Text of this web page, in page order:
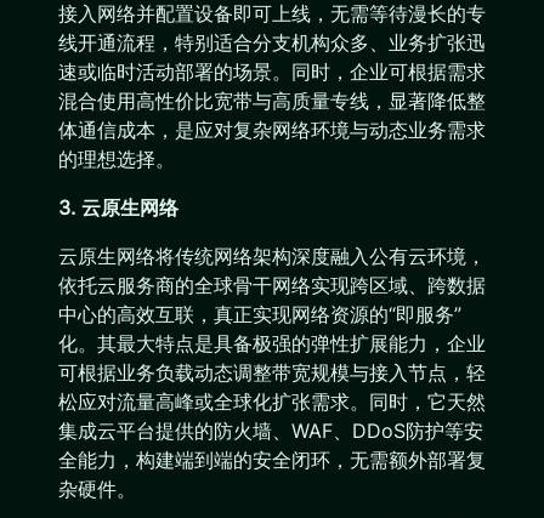
接入网络并配置设备即可上线，无需等待漫长的专
线开通流程，特别适合分支机构众多、业务扩张迅
速或临时活动部署的场景。同时，企业可根据需求
混合使用高性价比宽带与高质量专线，显著降低整
体通信成本，是应对复杂网络环境与动态业务需求
的理想选择。
3. 云原生网络
云原生网络将传统网络架构深度融入公有云环境，
依托云服务商的全球骨干网络实现跨区域、跨数据
中心的高效互联，真正实现网络资源的“即服务”
化。其最大特点是具备极强的弹性扩展能力，企业
可根据业务负载动态调整带宽规模与接入节点，轻
松应对流量高峰或全球化扩张需求。同时，它天然
集成云平台提供的防火墙、WAF、DDoS防护等安
全能力，构建端到端的安全闭环，无需额外部署复
杂硬件。